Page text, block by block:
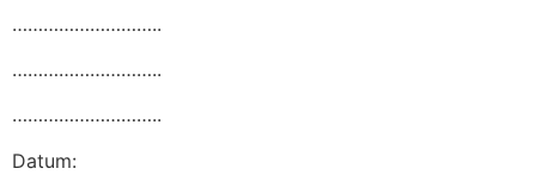
………………………..
………………………..
………………………..
Datum: